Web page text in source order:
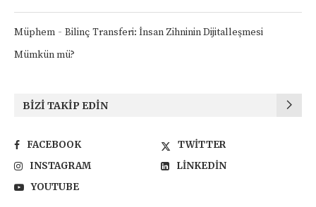
Müphem - Bilinç Transferi: İnsan Zihninin Dijitalleşmesi
Mümkün mü?
BIZI TAKIP EDIN
FACEBOOK
TWITTER
INSTAGRAM
LINKEDIN
YOUTUBE